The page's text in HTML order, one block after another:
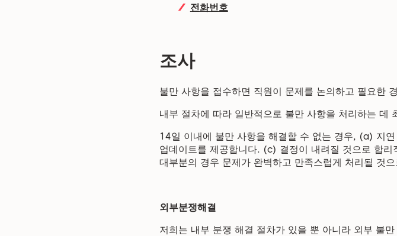
전화번호
조사
불만 사항을 접수하면 직원이 문제를 논의하고 필요한
내부 절차에 따라 일반적으로 불만 사항을 처리하는 데
14일 이내에 불만 사항을 해결할 수 없는 경우, (a) 지
업데이트를 제공합니다. (c) 결정이 내려질 것으로 합
대부분의 경우 문제가 완벽하고 만족스럽게 처리될 것
외부분쟁해결
저희는 내부 분쟁 해결 절차가 있을 뿐 아니라 외부 불